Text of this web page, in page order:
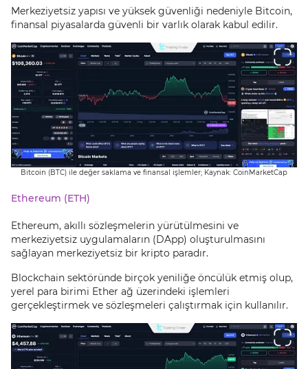
Merkeziyetsiz yapısı ve yüksek güvenliği nedeniyle Bitcoin,
finansal piyasalarda güvenli bir varlık olarak kabul edilir.
Bitcoin (BTC) ile değer saklama ve finansal işlemler; Kaynak: CoinMarketCap
Ethereum (ETH)
Ethereum, akıllı sözleşmelerin yürütülmesini ve
merkeziyetsiz uygulamaların (DApp) oluşturulmasını
sağlayan merkeziyetsiz bir kripto paradır.
Blockchain sektöründe birçok yeniliğe öncülük etmiş olup,
yerel para birimi Ether ağ üzerindeki işlemleri
gerçekleştirmek ve sözleşmeleri çalıştırmak için kullanılır.